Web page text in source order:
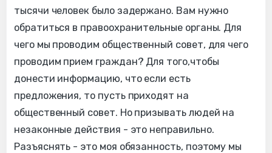
тысячи человек было задержано. Вам нужно
обратиться в правоохранительные органы. Для
чего мы проводим общественный совет, для чего
проводим прием граждан? Для того,чтобы
донести информацию, что если есть
предложения, то пусть приходят на
общественный совет. Но призывать людей на
незаконные действия - это неправильно.
Разъяснять - это моя обязанность, поэтому мы